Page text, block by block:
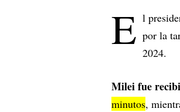
E l
por la
2024.
Milei fue
minutos,